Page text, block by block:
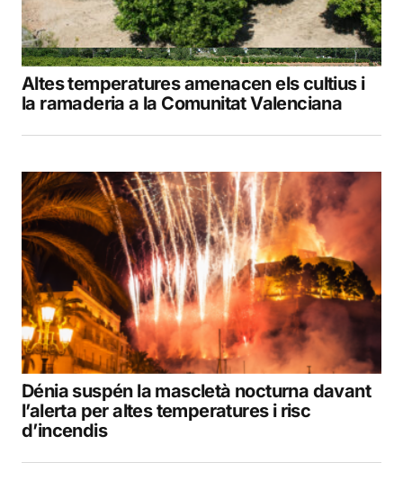
Altes temperatures amenacen els cultius i
la ramaderia a la Comunitat Valenciana
Dénia suspén la mascletà nocturna davant
l’alerta per altes temperatures i risc
d’incendis